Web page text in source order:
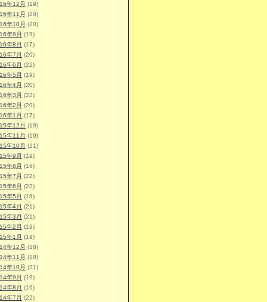
年12月 (19)
年11月 (20)
年10月 (20)
年9月 (19)
年8月 (17)
年7月 (20)
年6月 (22)
年5月 (19)
年4月 (20)
年3月 (22)
年2月 (20)
年1月 (17)
年12月 (19)
年11月 (19)
年10月 (21)
年9月 (19)
年8月 (16)
年7月 (22)
年6月 (22)
年5月 (18)
年4月 (21)
年3月 (21)
年2月 (19)
年1月 (19)
年12月 (18)
年11月 (18)
年10月 (21)
年9月 (19)
年8月 (16)
年7月 (22)